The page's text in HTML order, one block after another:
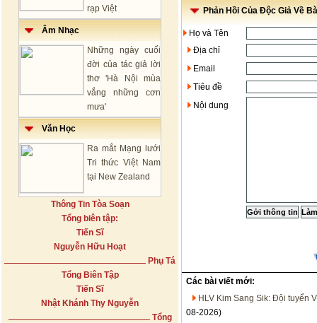
rạp Việt
Âm Nhạc
Những ngày cuối
đời của tác giả lời
thơ 'Hà Nội mùa
vắng những cơn
mưa'
Văn Học
Ra mắt Mạng lưới
Tri thức Việt Nam
tại New Zealand
Thông Tin Tòa Soạn
Tổng biên tập:
Tiến Sĩ
Nguyễn Hữu Hoạt
Phụ Tá
Tổng Biên Tập
Tiến Sĩ
Nhật Khánh Thy Nguyễn
Tổng
Phản Hồi Của Độc Giả Về
Họ và Tên
Địa chỉ
Email
Tiêu đề
Nội dung
Các bài viết mới:
HLV Kim Sang Sik: Đội tuyển
08-2026)